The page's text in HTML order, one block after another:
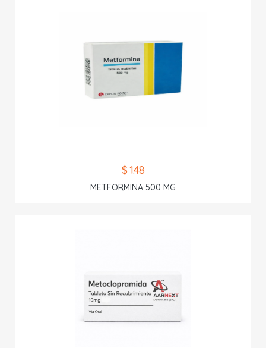
$ 1.48
METFORMINA 500 MG